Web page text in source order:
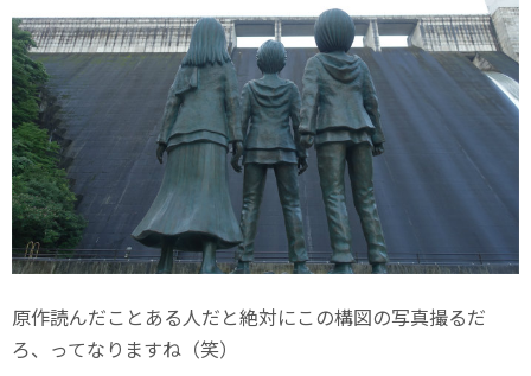
原作読んだことある人だと絶対にこの構図の写真撮るだ
ろ、ってなりますね（笑）